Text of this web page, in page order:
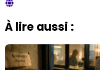
À lire aussi :